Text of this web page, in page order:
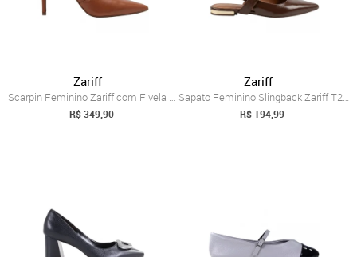
Zariff
Scarpin Feminino Zariff com Fivela 88502...
R$ 349,90
Zariff
Sapato Feminino Slingback Zariff T2019-1...
R$ 194,99